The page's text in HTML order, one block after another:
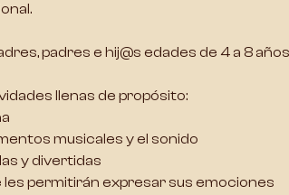
padres e hij@s edades de 4 a 8 años
llenas de propósito:
musicales y el sonido
y divertidas
les permitirán expresar sus emociones